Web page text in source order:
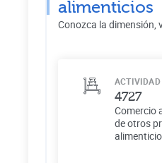
alimenticios
Conozca la dimensión,
4727
Comercio
de otros